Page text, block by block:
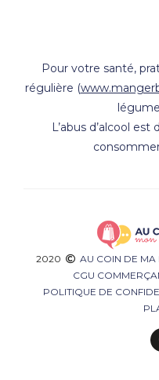
Pour votre santé,
régulière (
L’abus d’alcool
2020 AU COIN DE MA
CGU
POLITIQUE DE